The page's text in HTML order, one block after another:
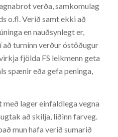
verða, samkomulag
o.fl. Verið samt ekki að
en nauðsynlegt er,
turninn verður óstöðugur
fjölda FS leikmenn geta
spænir eða gefa peninga,
lager einfaldlega vegna
að skilja, liðinn farveg.
mun hafa verið sumarið